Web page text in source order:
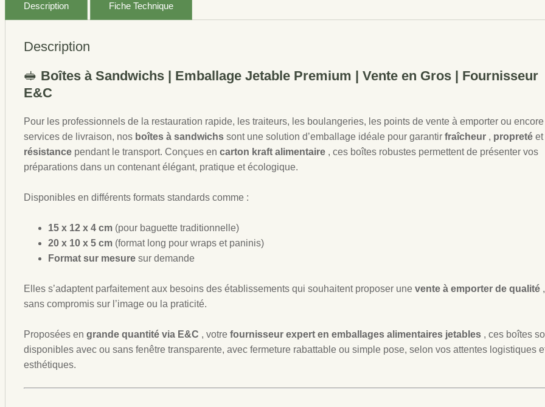
Description Fiche Technique
Description
🥪 Boîtes à Sandwichs | Emballage Jetable Premium | Vente en Gros | Fournisseur
E&C
Pour les professionnels de la restauration rapide, les traiteurs, les boulangeries, les points de vente à emporter ou
services de livraison, nos boîtes à sandwichs sont une solution d’emballage idéale pour garantir fraîcheur , propreté et
résistance pendant le transport. Conçues en carton kraft alimentaire , ces boîtes robustes permettent de présenter vos
préparations dans un contenant élégant, pratique et écologique.
Disponibles en différents formats standards comme :
15 x 12 x 4 cm (pour baguette traditionnelle)
20 x 10 x 5 cm (format long pour wraps et paninis)
Format sur mesure sur demande
Elles s’adaptent parfaitement aux besoins des établissements qui souhaitent proposer une vente à emporter de qualité ,
sans compromis sur l’image ou la praticité.
Proposées en grande quantité via E&C , votre fournisseur expert en emballages alimentaires jetables , ces boîtes
disponibles avec ou sans fenêtre transparente, avec fermeture rabattable ou simple pose, selon vos attentes logistiques
esthétiques.